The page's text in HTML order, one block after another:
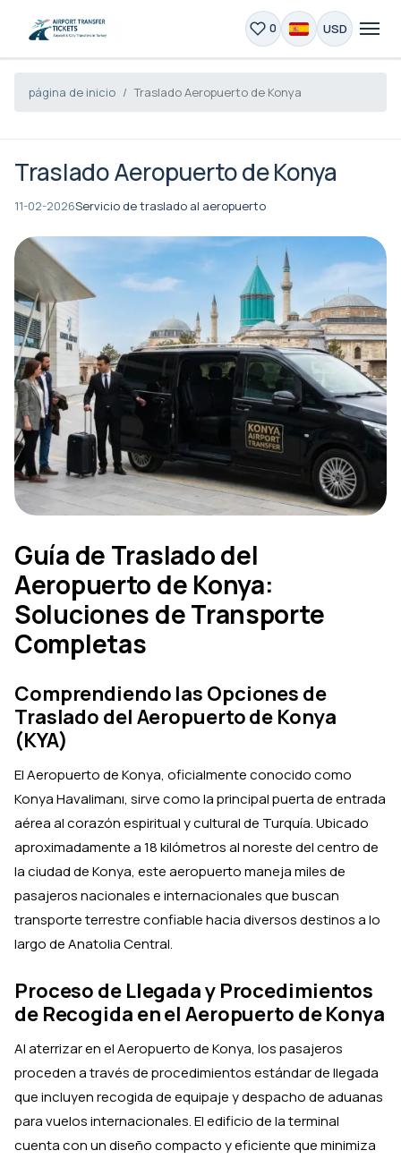
0 USD
página de inicio Traslado Aeropuerto de Konya
Traslado Aeropuerto de Konya
11-02-2026Servicio de traslado al aeropuerto
Guía de Traslado del
Aeropuerto de Konya:
Soluciones de Transporte
Completas
Comprendiendo las Opciones de
Traslado del Aeropuerto de Konya
(KYA)
El Aeropuerto de Konya, oficialmente conocido como
Konya Havalimanı, sirve como la principal puerta de entrada
aérea al corazón espiritual y cultural de Turquía. Ubicado
aproximadamente a 18 kilómetros al noreste del centro de
la ciudad de Konya, este aeropuerto maneja miles de
pasajeros nacionales e internacionales que buscan
transporte terrestre confiable hacia diversos destinos a lo
largo de Anatolia Central.
Proceso de Llegada y Procedimientos
de Recogida en el Aeropuerto de Konya
Al aterrizar en el Aeropuerto de Konya, los pasajeros
proceden a través de procedimientos estándar de llegada
que incluyen recogida de equipaje y despacho de aduanas
para vuelos internacionales. El edificio de la terminal
cuenta con un diseño compacto y eficiente que minimiza